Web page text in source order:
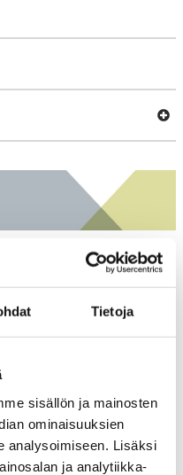
Tietoja
sisällön ja mainosten
ominaisuuksien
analysoimiseen. Lisäksi
ja analytiikka-